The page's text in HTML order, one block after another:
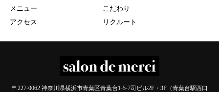
メニュー
アクセス
こだわり
リクルート
〒227-0062 神奈川県横浜市青葉区青葉台1-5-7司ビル2F・3F（青葉台駅西口